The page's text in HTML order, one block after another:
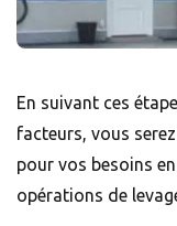
En suivant ces
facteurs, vous
pour vos besoins
opérations de